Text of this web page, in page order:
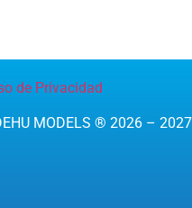
de Privacidad
MODELS ® 2026 – 2027